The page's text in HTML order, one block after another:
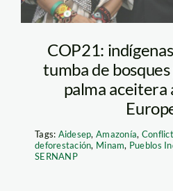
COP21:
tumba de
palma aceitera
Tags: Aidesep,Amazonía,
deforestación, Minam, Pueblos
SERNANP